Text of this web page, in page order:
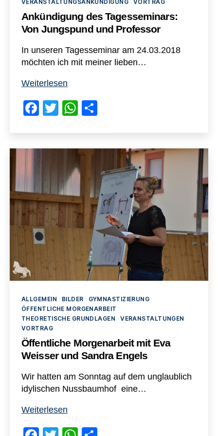
VERANSTALTUNGSANKÜNDIGUNG
VORTRAG
Ankündigung des Tagesseminars:
Von Jungspund und Professor
In unseren Tagesseminar am 24.03.2018
möchten ich mit meiner lieben…
Weiterlesen
Tagesseminars:
Von
Jungspund
Professor
F
b
o
o
k
T
W
s
A
p
p
Kategorien
ALLGEMEIN BILDER
GYMNASTIZIERUNG
ÖFFENTLICHE MORGENARBEIT
THEORETISCHE GRUNDLAGEN
VERANSTALTUNGEN
VORTRAG
Öffentliche Morgenarbeit mit Eva
Weisser und Sandra Engels
Wir hatten am Sonntag auf dem unglaublich
idylischen Nussbaumhof eine…
Weiterlesen
mit